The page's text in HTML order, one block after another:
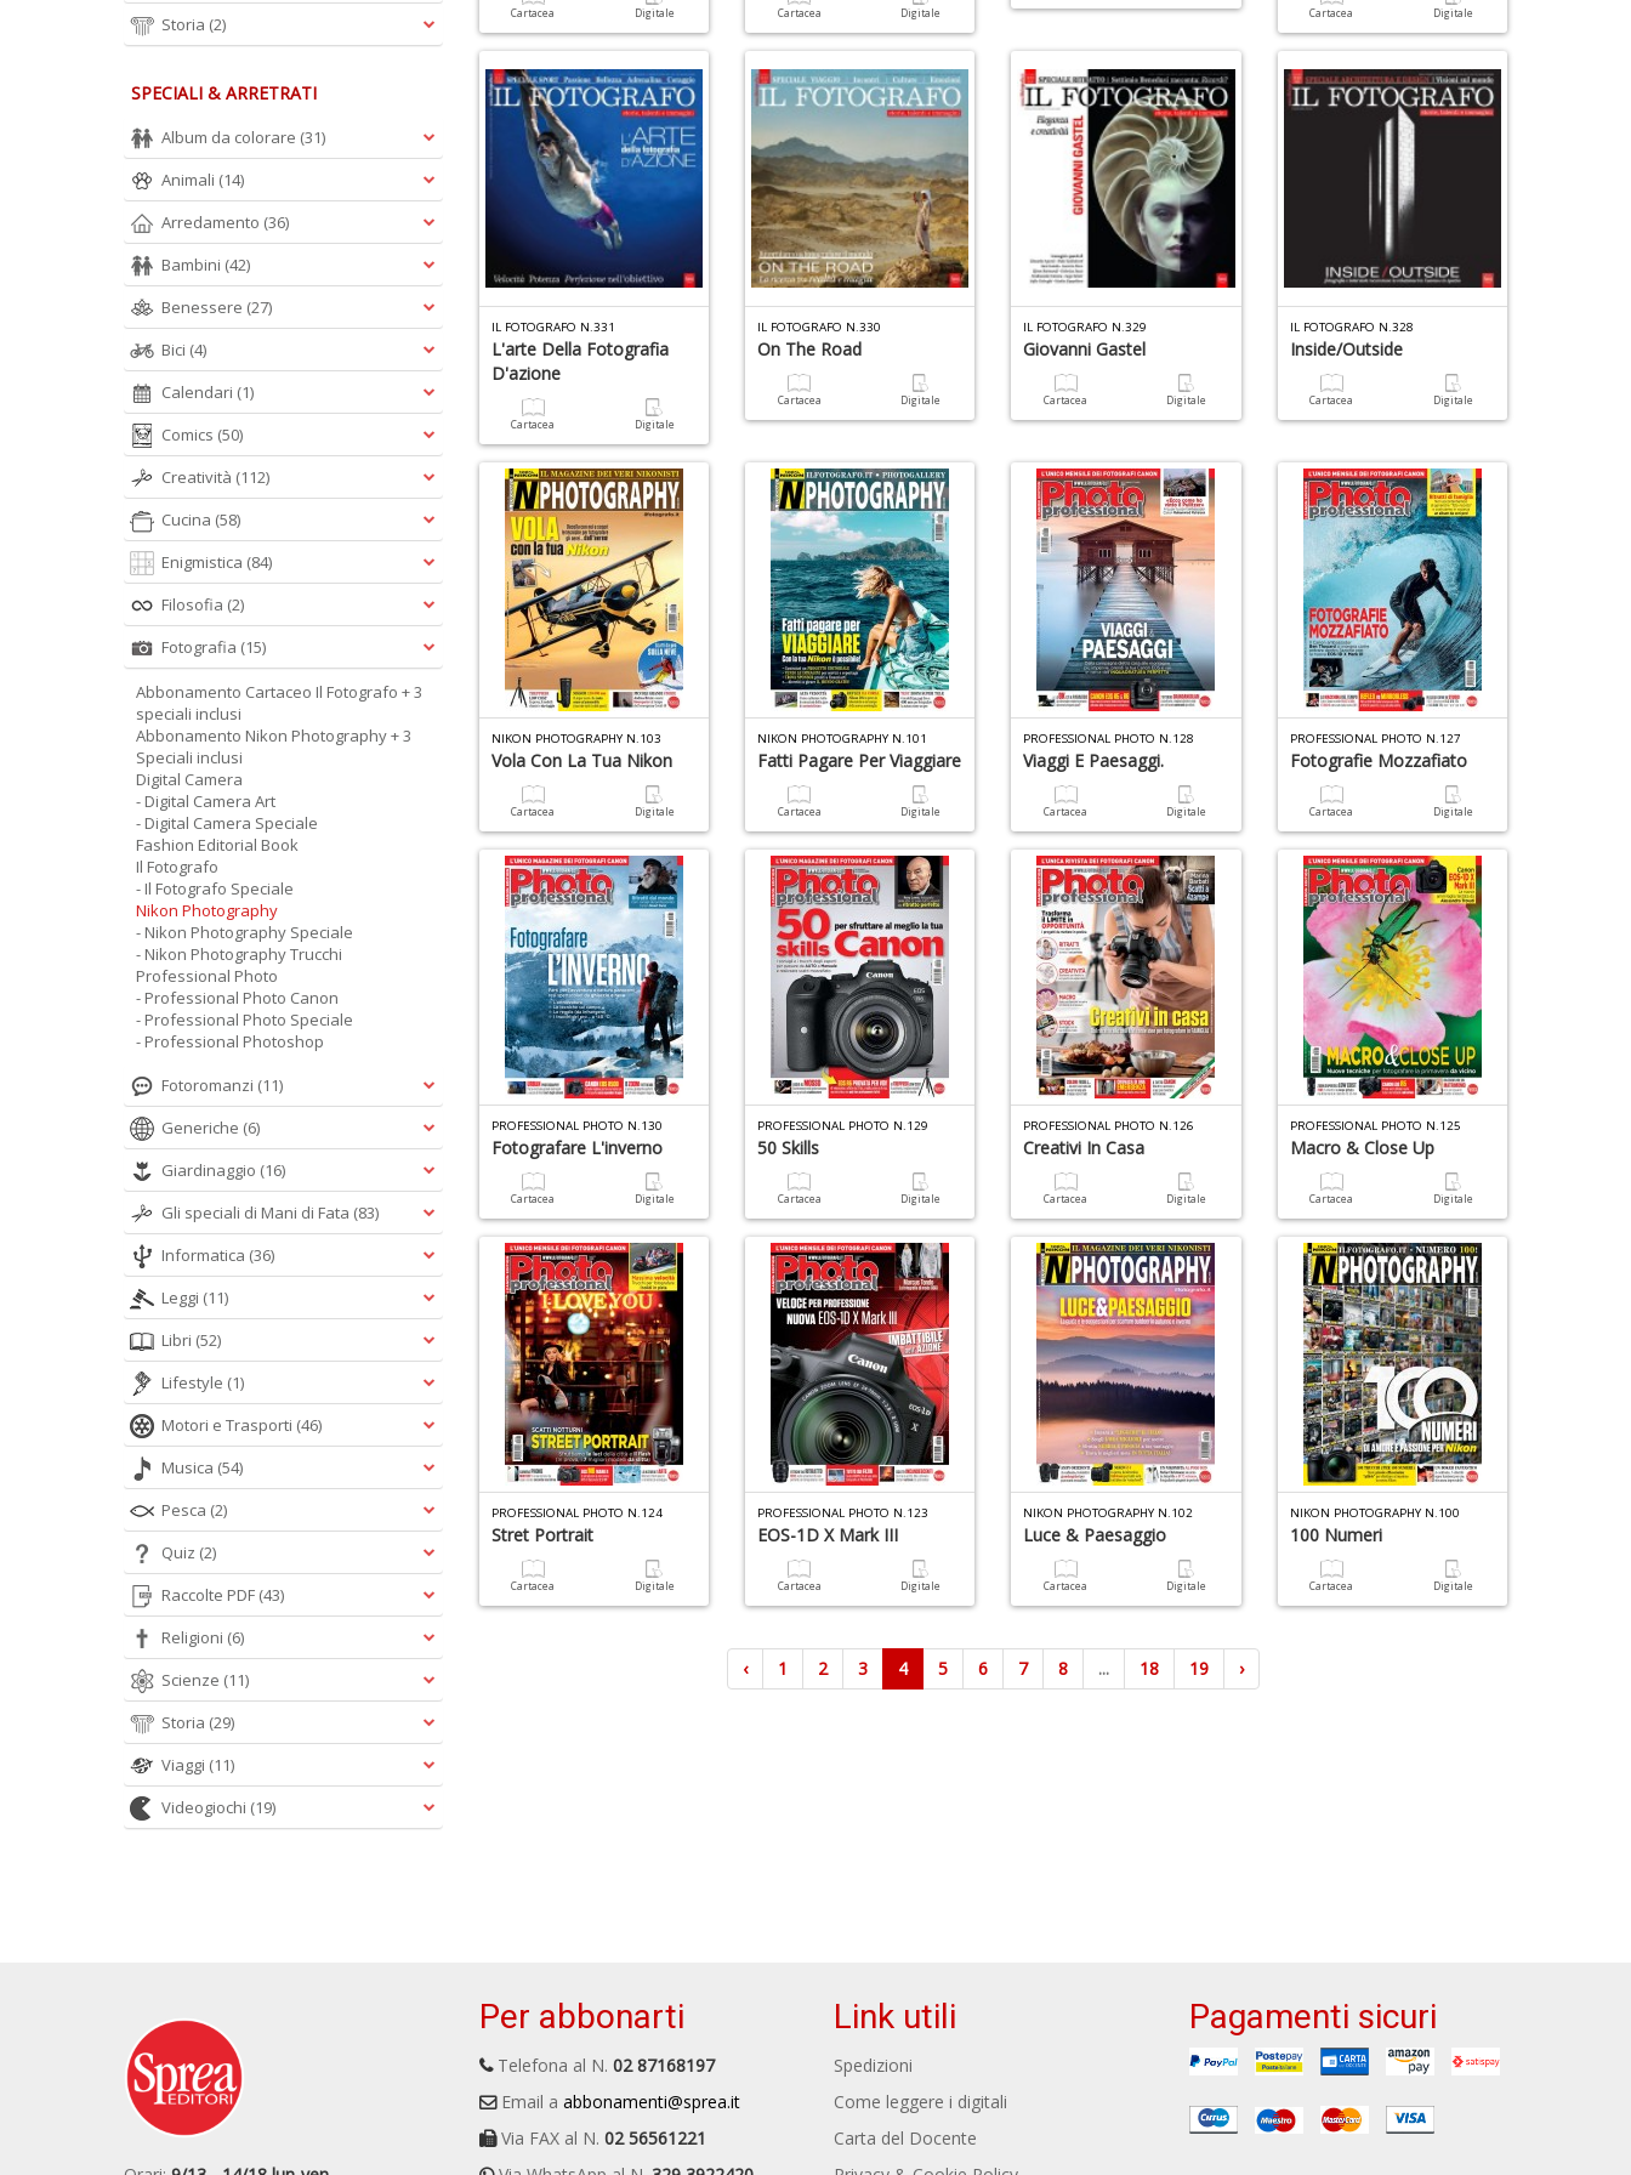
Cartacea Digitale Cartacea Digitale Cartacea Digitale
IL FOTOGRAFO N.331
L'arte Della Fotografia
D'azione
Cartacea Digitale
IL FOTOGRAFO N.330
On The Road
Cartacea Digitale
IL FOTOGRAFO N.329
Giovanni Gastel
Cartacea Digitale
IL FOTOGRAFO N.328
Inside/outside
Cartacea Digitale
NIKON PHOTOGRAPHY N.103
Vola Con La Tua Nikon
Cartacea Digitale
NIKON PHOTOGRAPHY N.101
Fatti Pagare Per Viaggiare
Cartacea Digitale
PROFESSIONAL PHOTO N.128
Viaggi E Paesaggi.
Cartacea Digitale
PROFESSIONAL PHOTO N.127
Fotografie Mozzafiato
Cartacea Digitale
PROFESSIONAL PHOTO N.130
Fotografare L'inverno
Cartacea Digitale
PROFESSIONAL PHOTO N.129
50 Skills
Cartacea Digitale
PROFESSIONAL PHOTO N.126
Creativi In Casa
Cartacea Digitale
PROFESSIONAL PHOTO N.125
Macro & Close Up
Cartacea Digitale
PROFESSIONAL PHOTO N.124
Stret Portrait
Cartacea Digitale
PROFESSIONAL PHOTO N.123
EOS-1D X Mark III
Cartacea Digitale
NIKON PHOTOGRAPHY N.102
Luce & Paesaggio
Cartacea Digitale
NIKON PHOTOGRAPHY N.100
100 Numeri
Cartacea Digitale
‹ 1 2 3 4 5 6 7 8 ... 18 19 ›
Storia (2)
SPECIALI & ARRETRATI
Album da colorare (31)
Animali (14)
Arredamento (36)
Bambini (42)
Benessere (27)
Bici (4)
Calendari (1)
Comics (50)
Creatività (112)
Cucina (58)
Enigmistica (84)
Filosofia (2)
Fotografia (15)
Abbonamento Cartaceo Il Fotografo + 3
speciali inclusi
Abbonamento Nikon Photography + 3
Speciali inclusi
Digital Camera
- Digital Camera Art
- Digital Camera Speciale
Fashion Editorial Book
Il Fotografo
- Il Fotografo Speciale
Nikon Photography
- Nikon Photography Speciale
- Nikon Photography Trucchi
Professional Photo
- Professional Photo Canon
- Professional Photo Speciale
- Professional Photoshop
Fotoromanzi (11)
Generiche (6)
Giardinaggio (16)
Gli speciali di Mani di Fata (83)
Informatica (36)
Leggi (11)
Libri (52)
Lifestyle (1)
Motori e Trasporti (46)
Musica (54)
Pesca (2)
Quiz (2)
Raccolte PDF (43)
Religioni (6)
Scienze (11)
Storia (29)
Viaggi (11)
Videogiochi (19)
Per abbonarti
Telefona al N. 02 87168197
Email a abbonamenti@sprea.it
Via FAX al N. 02 56561221
Link utili
Spedizioni
Come leggere i digitali
Carta del Docente
Pagamenti sicuri